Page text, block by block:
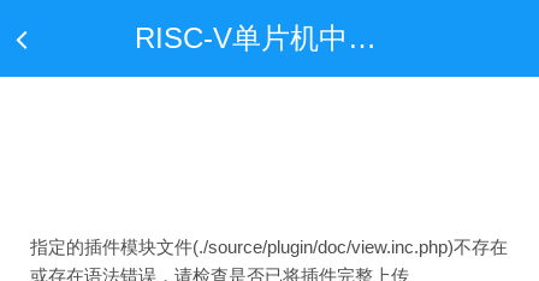
RISC-V单片机中文网——全球首家只专注于RISC-V单片机行业应用的中文网站
指定的插件模块文件(./source/plugin/doc/view.inc.php)不存在
或存在语法错误，请检查是否已将插件完整上传